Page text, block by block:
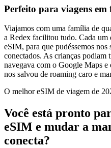
Perfeito para viagens em
Viajamos com uma família de
a Redex facilitou tudo. Cada um
eSIM, para que pudéssemos
conectados. As crianças podiam
navegava com o Google Maps e
nos salvou de roaming caro e
O melhor eSIM de viagem de
Você está pronto
eSIM e mudar a
conecta?